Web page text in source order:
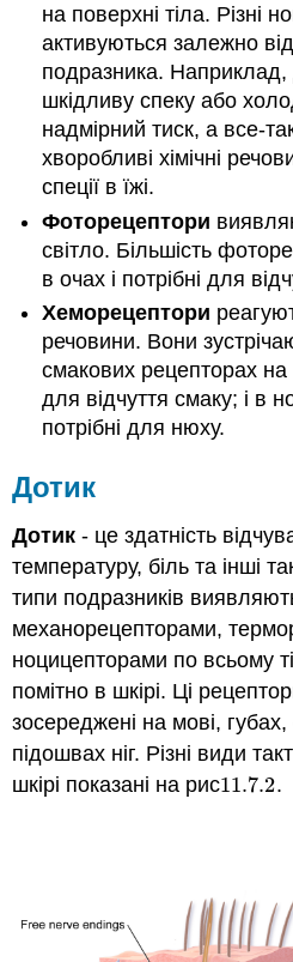
на поверхні тіла. Різні
активуються залежно
подразника. Наприклад,
шкідливу спеку або
надмірний тиск, а все-
хворобливі хімічні
спеції в їжі.
Фоторецептори
світло. Більшість
в очах і потрібні для
Хеморецептори
речовини. Вони
смакових рецепторах на
для відчуття смаку; і в
потрібні для нюху.
Дотик
Дотик - це здатність
температуру, біль та інші
типи подразників
механорецепторами,
ноцицепторами по всьому
помітно в шкірі. Ці
зосереджені на мові,
підошвах ніг. Різні види
шкірі показані на рис11.7.2
11.7.2.